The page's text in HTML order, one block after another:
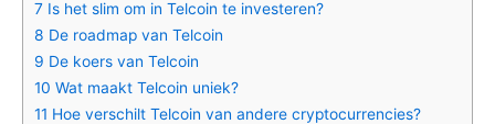
7 Is het slim om in Telcoin te investeren?
8 De roadmap van Telcoin
9 De koers van Telcoin
10 Wat maakt Telcoin uniek?
11 Hoe verschilt Telcoin van andere cryptocurrencies?